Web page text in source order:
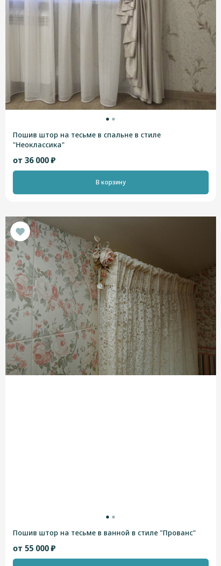
Пошив штор на тесьме в спальне в стиле
"Неоклассика"
от 36 000 ₽
В корзину
Пошив штор на тесьме в ванной в стиле "Прованс"
от 55 000 ₽